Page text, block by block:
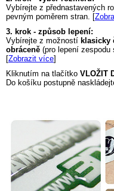
Vybírejte z přednastavených
pevným poměrem stran. [
3. krok - způsob lepení:
Vybírejte z možností klasicky
obráceně (pro lepení zespodu
[Zobrazit více]
Kliknutím na tlačítko VLOŽIT
Do košíku postupně